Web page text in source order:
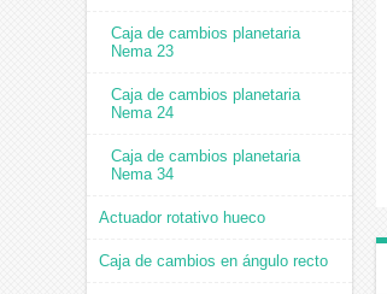
Caja de cambios planetaria
Nema 23
Caja de cambios planetaria
Nema 24
Caja de cambios planetaria
Nema 34
Actuador rotativo hueco
Caja de cambios en ángulo recto